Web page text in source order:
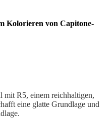
Kolorieren von Capitone-
mit R5, einem reichhaltigen,
eine glatte Grundlage und